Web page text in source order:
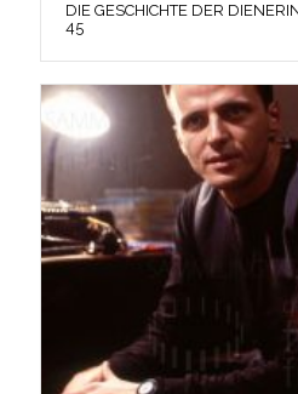
DIE GESCHICHTE DER
45